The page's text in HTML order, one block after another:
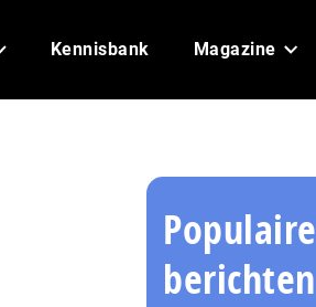
Kennisbank Magazine
Populaire
berichten